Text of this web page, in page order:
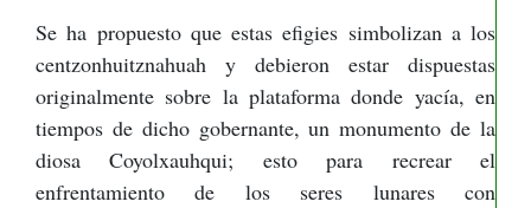
Se ha propuesto que estas efigies simbolizan a los
centzonhuitznahuah y debieron estar dispuestas
originalmente sobre la plataforma donde yacía, en
tiempos de dicho gobernante, un monumento de la
diosa Coyolxauhqui; esto para recrear el
enfrentamiento de los seres lunares con